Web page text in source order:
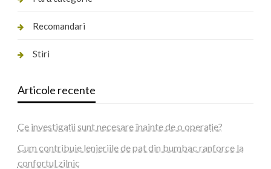
Recomandari
Stiri
Articole recente
Ce investigații sunt necesare înainte de o operație?
Cum contribuie lenjeriile de pat din bumbac ranforce la
confortul zilnic